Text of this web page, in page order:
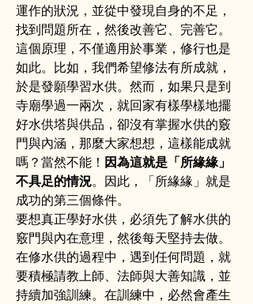
運作的狀況，並從中發現自身的不足，
找到問題所在，然後改善它、完善它。
這個原理，不僅適用於事業，修行也是
如此。比如，我們希望修法有所成就，
於是發願學習水供。然而，如果只是到
寺廟學過一兩次，就回家有樣學樣地擺
好水供塔與供品，卻沒有掌握水供的竅
門與內涵，那麼大家想想，這樣能成就
嗎？當然不能！ 因為這就是「所緣緣」
不具足的情況。因此，「所緣緣」就是
成功的第三個條件。
要想真正學好水供，必須先了解水供的
竅門與內在意理，然後每天堅持去做。
在修水供的過程中，遇到任何問題，就
要積極請教上師、法師與大善知識，並
持續加強訓練。在訓練中，必然會產生